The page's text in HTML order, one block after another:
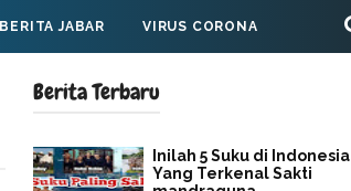
BERITA JABAR VIRUS CORONA
Berita Terbaru
Inilah 5 Suku di Indonesia
Yang Terkenal Sakti